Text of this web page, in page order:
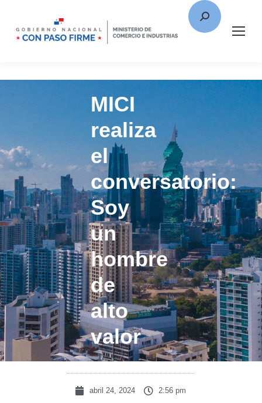
MICI
realiza
el
conversatorio:
Soy
un
hombre
de
alto
valor
abril 24, 2024 2:56 pm